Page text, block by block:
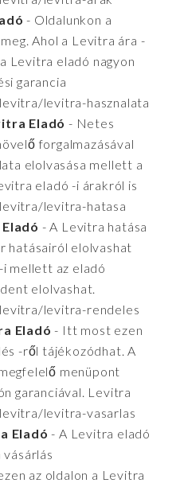
- Oldalunkon a
Ahol a Levitra ára -
Levitra eladó nagyon
garancia
levitra-hasznalata
Eladó - Netes
forgalmazásával
elolvasása mellett a
eladó -i árakról is
levitra-hatasa
- A Levitra hatása
hatásairól elolvashat
mellett az eladó
elolvashat.
levitra-rendeles
Eladó - Itt most ezen
-ről tájékozódhat. A
menüpont
garanciával. Levitra
levitra-vasarlas
Eladó - A Levitra eladó
az oldalon a Levitra